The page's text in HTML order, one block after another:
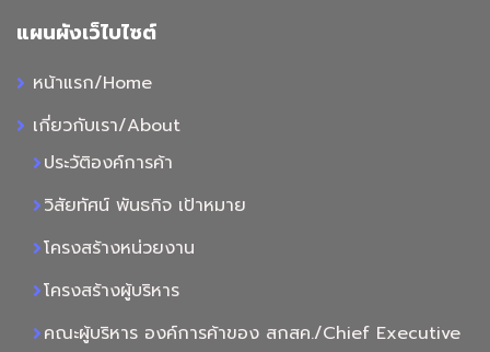
แผนผังเว็ไบไซต์
หน้าแรก/Home
เกี่ยวกับเรา/About
ประวัติองค์การค้า
วิสัยทัศน์ พันธกิจ เป้าหมาย
โครงสร้างหน่วยงาน
โครงสร้างผู้บริหาร
คณะผู้บริหาร องค์การค้าของ สกสค./Chief Executive